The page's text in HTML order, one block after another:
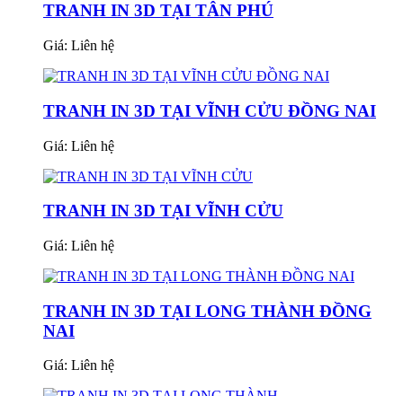
TRANH IN 3D TẠI TÂN PHÚ
Giá: Liên hệ
TRANH IN 3D TẠI VĨNH CỬU ĐỒNG NAI
Giá: Liên hệ
TRANH IN 3D TẠI VĨNH CỬU
Giá: Liên hệ
TRANH IN 3D TẠI LONG THÀNH ĐỒNG
NAI
Giá: Liên hệ